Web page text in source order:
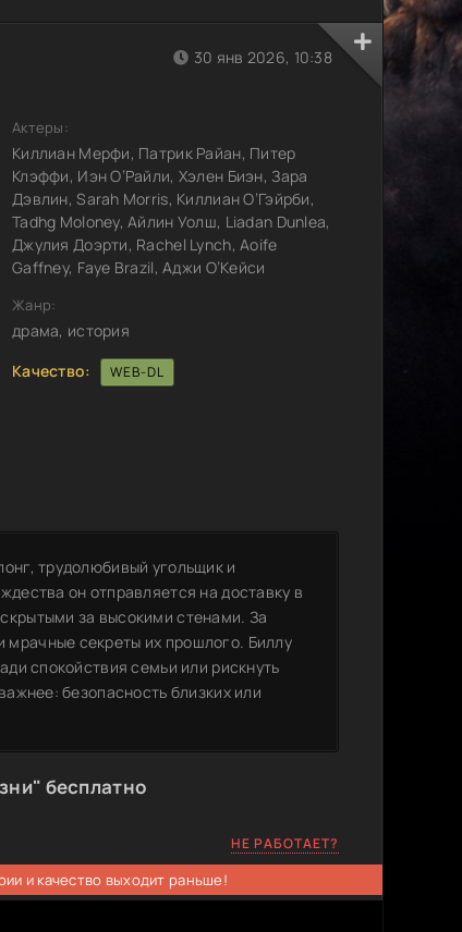
30 янв 2026, 10:38
Актеры:
Киллиан Мерфи, Патрик Райан, Питер
Клэффи, Иэн О’Райли, Хэлен Биэн, Зара
Дэвлин, Sarah Morris, Киллиан О’Гэйрби,
Tadhg Moloney, Айлин Уолш, Liadan Dunlea,
Джулия Доэрти, Rachel Lynch, Aoife
Gaffney, Faye Brazil, Аджи О’Кейси
Жанр:
драма, история
Качество:
WEB-DL
трудолюбивый угольщик и
он отправляется на доставку в
за высокими стенами. За
секреты их прошлого. Биллу
спокойствия семьи или рискнуть
безопасность близких или
бесплатно
НЕ РАБОТАЕТ?
и качество выходит раньше!